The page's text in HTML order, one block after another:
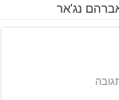
נג'אר